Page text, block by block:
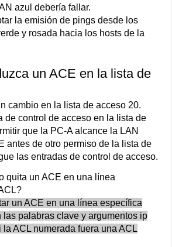
azul debería fallar.
la emisión de pings desde los
y rosada hacia los hosts de la
un ACE en la lista de
cambio en la lista de acceso 20.
de control de acceso en la lista de
que la PC-A alcance la LAN
antes de otro permiso de la lista de
las entradas de control de acceso.
quita un ACE en una línea
un ACE en una línea específica
las palabras clave y argumentos ip
ACL numerada fuera una ACL